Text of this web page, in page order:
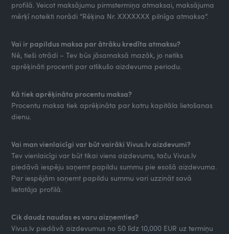
profilā. Veicot maksājumu pirmstermiņa atmaksai, maksājuma
mērķī noteikti norādi “Rēķina Nr. XXXXXXX pilnīga atmaksa”.
Vai ir papildus maksa par ātrāku kredīta atmaksu?
Nē, tieši otrādi – Tev būs jāsamaksā mazāk, jo netiks
aprēķināti procenti par atlikušo aizdevuma periodu.
Kā tiek aprēķināta procentu maksa?
Procentu maksa tiek aprēķināta par katru kapitāla lietošanas
dienu.
Vai man vienlaicīgi var būt vairāki Vivus.lv aizdevumi?
Tev vienlaicīgi var būt tikai viens aizdevums, taču Vivus.lv
piedāvā iespēju saņemt papildu summu pie esošā aizdevuma.
Par iespējām saņemt papildu summu vari uzzināt savā
lietotāja profilā.
Cik daudz naudas es varu aizņemties?
Vivus.lv piedāvā aizdevumus no 50 līdz 10,000 EUR uz termiņu